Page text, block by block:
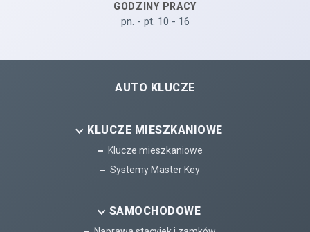
GODZINY PRACY
pn. - pt. 10 - 16
AUTO KLUCZE
KLUCZE MIESZKANIOWE
Klucze mieszkaniowe
Systemy Master Key
SAMOCHODOWE